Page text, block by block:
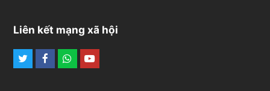
Liên kết mạng xã hội
TwitterFacebook
Whatsapp
Youtube